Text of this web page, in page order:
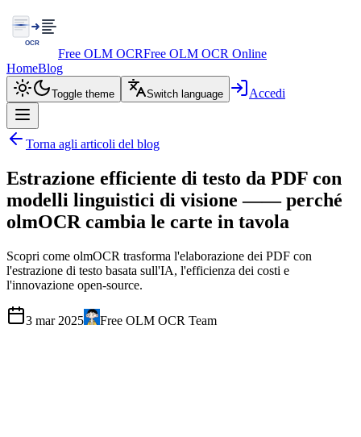
Free OLM OCRFree OLM OCR Online
HomeBlog
Toggle theme Switch language Accedi
Torna agli articoli del blog
Estrazione efficiente di testo da PDF con
modelli linguistici di visione —— perché
olmOCR cambia le carte in tavola
Scopri come olmOCR trasforma l'elaborazione dei PDF con
l'estrazione di testo basata sull'IA, l'efficienza dei costi e
l'innovazione open-source.
3 mar 2025 Free OLM OCR Team